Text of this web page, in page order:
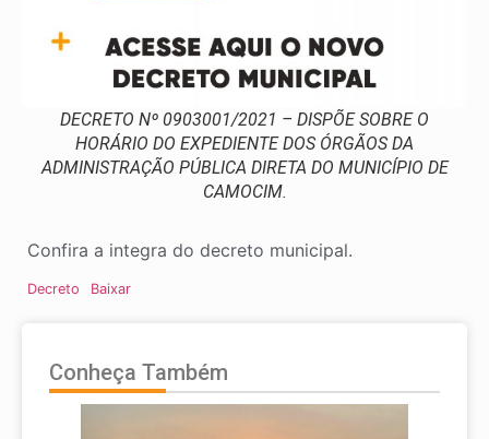
DECRETO Nº 0903001/2021 – DISPÕE SOBRE O
HORÁRIO DO EXPEDIENTE DOS ÓRGÃOS DA
ADMINISTRAÇÃO PÚBLICA DIRETA DO MUNICÍPIO DE
CAMOCIM.
Confira a integra do decreto municipal.
Decreto Baixar
Conheça Também